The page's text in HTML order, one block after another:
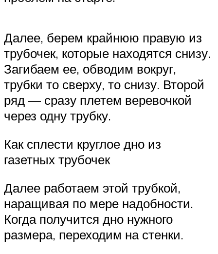
Далее, берем крайнюю правую из
трубочек, которые находятся снизу.
Загибаем ее, обводим вокруг,
трубки то сверху, то снизу. Второй
ряд — сразу плетем веревочкой
через одну трубку.
Как сплести круглое дно из
газетных трубочек
Далее работаем этой трубкой,
наращивая по мере надобности.
Когда получится дно нужного
размера, переходим на стенки.